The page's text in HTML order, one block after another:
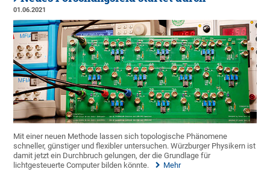
01.06.2021
Mit einer neuen Methode lassen sich topologische Phänomene
schneller, günstiger und flexibler untersuchen. Würzburger Physikern ist
damit jetzt ein Durchbruch gelungen, der die Grundlage für
lichtgesteuerte Computer bilden könnte.
Mehr